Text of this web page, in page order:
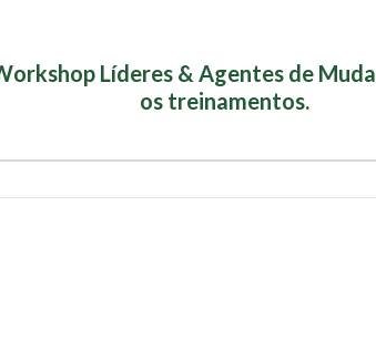
Líderes & Agentes de
os treinamentos.